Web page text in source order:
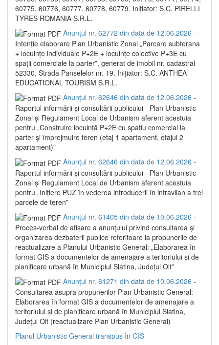
60775, 60776, 60777, 60778, 60779. Inițiator: S.C. PIRELLI
TYRES ROMANIA S.R.L.
Anunțul nr. 62772 din data de 12.06.2026 -
Intenție elaborare Plan Urbanistic Zonal „Parcare subterana
+ locuințe individuale P+2E + locuințe colective P+3E cu
spații comerciale la parter”, generat de imobil nr. cadastral
52330, Strada Panselelor nr. 19. Inițiator: S.C. ANTHEA
EDUCATIONAL TOURISM S.R.L.
Anunțul nr. 62646 din data de 12.06.2026 -
Raportul informării și consultării publicului - Plan Urbanistic
Zonal și Regulament Local de Urbanism aferent acestuia
pentru „Construire locuință P+2E cu spațiu comercial la
parter și împrejmuire teren (etaj 1 apartament, etajul 2
apartament)”
Anunțul nr. 62646 din data de 12.06.2026 -
Raportul informării și consultării publicului - Plan Urbanistic
Zonal și Regulament Local de Urbanism aferent acestuia
pentru „Inițiere PUZ în vederea introducerii în intravilan a trei
parcele de teren”
Anunțul nr. 61405 din data de 10.06.2026 -
Proces-verbal de afișare a anunțului privind consultarea și
organizarea dezbaterii publice referitoare la propunerile de
reactualizare a Planului Urbanistic General: „Elaborarea în
format GIS a documentelor de amenajare a teritoriului și de
planificare urbană în Municipiul Slatina, Județul Olt”
Anunțul nr. 61271 din data de 10.06.2026 -
Consultarea asupra propunerilor Plan Urbanistic General:
Elaborarea în format GIS a documentelor de amenajare a
teritoriului și de planificare urbană în Municipiul Slatina,
Județul Olt (reactualizare Plan Urbanistic General)
Planul Urbanistic General transpus în GIS